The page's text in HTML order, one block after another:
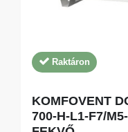
Raktáron
KOMFOVENT
700-H-L1-F7/